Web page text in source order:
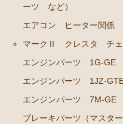
シャフトブーツ デフな
ウエザーストリップ
ラベル
エアコン ヒーター関係
エンジンパーツ 4A-
ーツ など）
エアコン ヒーター関係
マークⅡ クレスタ チェ
エンジンパーツ 1G-GE
エンジンパーツ 1JZ-
エンジンパーツ 7M-GE
ブレーキパーツ（マス